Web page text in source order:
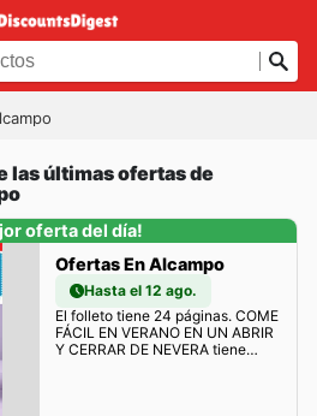
las últimas ofertas de
oferta del día!
Ofertas En Alcampo
Hasta el 12 ago.
El folleto tiene 24 páginas. COME
FÁCIL EN VERANO EN UN ABRIR
Y CERRAR DE NEVERA tiene